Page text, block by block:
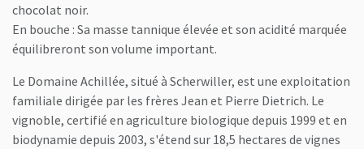
chocolat noir.
En bouche : Sa masse tannique élevée et son acidité marquée
équilibreront son volume important.
Le Domaine Achillée, situé à Scherwiller, est une exploitation
familiale dirigée par les frères Jean et Pierre Dietrich. Le
vignoble, certifié en agriculture biologique depuis 1999 et en
biodynamie depuis 2003, s'étend sur 18,5 hectares de vignes